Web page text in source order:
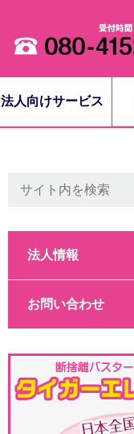
法人向けサービス
法人情報
お問い合わせ